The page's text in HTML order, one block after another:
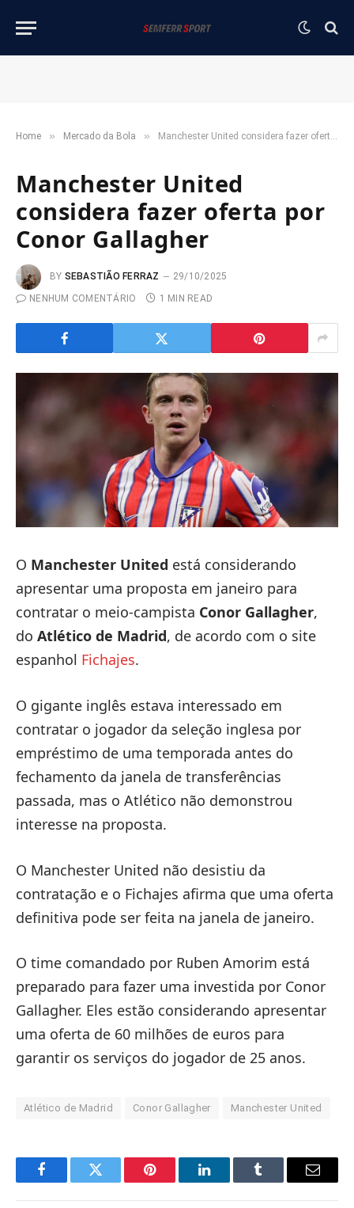
Home » Mercado da Bola » Manchester United considera fazer oferta por Conor Gallagher
Manchester United
considera fazer oferta por
Conor Gallagher
BY SEBASTIÃO FERRAZ
29/10/2025
NENHUM COMENTÁRIO
1 MIN READ
O Manchester United está considerando
apresentar uma proposta em janeiro para
contratar o meio-campista Conor Gallagher,
do Atlético de Madrid, de acordo com o site
espanhol Fichajes.
O gigante inglês estava interessado ​​em
contratar o jogador da seleção inglesa por
empréstimo de uma temporada antes do
fechamento da janela de transferências
passada, mas o Atlético não demonstrou
interesse na proposta.
O Manchester United não desistiu da
contratação e o Fichajes afirma que uma oferta
definitiva pode ser feita na janela de janeiro.
O time comandado por Ruben Amorim está
preparado para fazer uma investida por Conor
Gallagher. Eles estão considerando apresentar
uma oferta de 60 milhões de euros para
garantir os serviços do jogador de 25 anos.
Atlético de Madrid Conor Gallagher Manchester United
FacebookTwitter Pinterest LinkedInTumblr Email